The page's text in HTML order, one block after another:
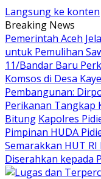
Langsung ke konten
Breaking News
Pemerintah Aceh
untuk Pemulihan
11/Bandar Baru
Komsos di Desa
Pembangunan:
Perikanan Tangkap
Bitung ‎‎Kapolres
Pimpinan HUDA
Semarakkan HUT RI
Diserahkan kepada